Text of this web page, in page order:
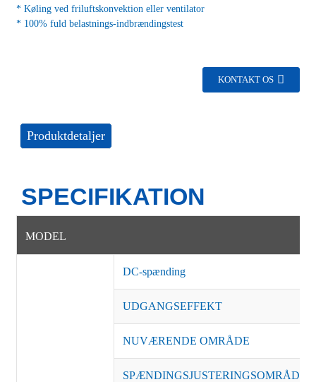
* Køling ved friluftskonvektion eller ventilator
* 100% fuld belastnings-indbrændingstest
KONTAKT OS
Produktdetaljer
SPECIFIKATION
MODEL
DC-spænding
UDGANGSEFFEKT
NUVÆRENDE OMRÅDE
SPÆNDINGSJUSTERINGSOMRÅDE